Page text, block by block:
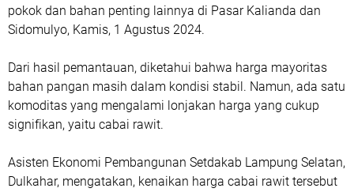
pokok dan bahan penting lainnya di Pasar Kalianda dan
Sidomulyo, Kamis, 1 Agustus 2024.
Dari hasil pemantauan, diketahui bahwa harga mayoritas
bahan pangan masih dalam kondisi stabil. Namun, ada satu
komoditas yang mengalami lonjakan harga yang cukup
signifikan, yaitu cabai rawit.
Asisten Ekonomi Pembangunan Setdakab Lampung Selatan,
Dulkahar, mengatakan, kenaikan harga cabai rawit tersebut